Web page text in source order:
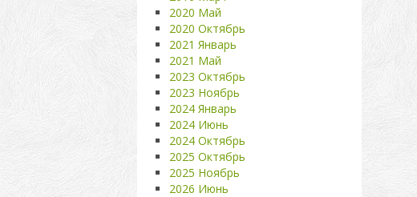
2020 Май
2020 Октябрь
2021 Январь
2021 Май
2023 Октябрь
2023 Ноябрь
2024 Январь
2024 Июнь
2024 Октябрь
2025 Октябрь
2025 Ноябрь
2026 Июнь